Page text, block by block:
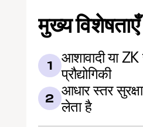
मुख्य विशेषताएँ
1
आशावादी या
प्रौद्योगिकी
2 आधार स्तर
लेता है